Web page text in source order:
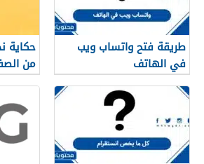
طريقة فتح واتساب ويب
في الهاتف
حكاية
من
متجر A2G